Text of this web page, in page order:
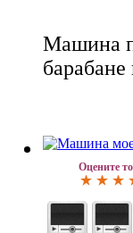
Машина
Оцените